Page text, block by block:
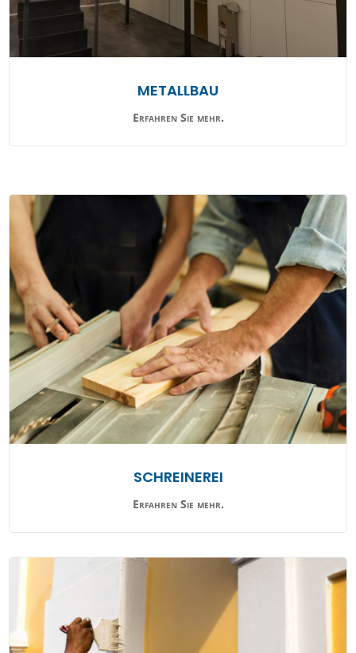
METALLBAU
Erfahren Sie mehr.
SCHREINEREI
Erfahren Sie mehr.